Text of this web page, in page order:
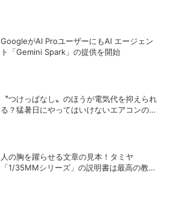
GoogleがAI ProユーザーにもAI エージェン
ト「Gemini Spark」の提供を開始
〝つけっぱなし〟のほうが電気代を抑えられ
る？猛暑日にやってはいけないエアコンの使
人の胸を躍らせる文章の見本！タミヤ
「1/35MMシリーズ」の説明書は最高の教科